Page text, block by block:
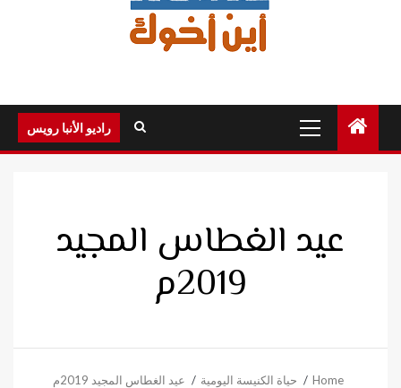
Menu
راديو الأنبا رويس
عيد الغطاس المجيد
2019م
Home حياة الكنيسة اليومية عيد الغطاس المجيد 2019م